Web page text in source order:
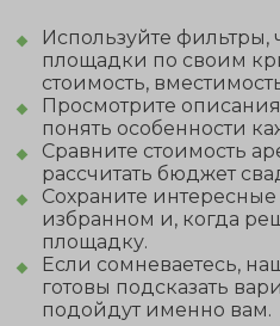
Используйте фильтры,
площадки по своим
стоимость,
Просмотрите
понять особенности
Сравните стоимость
рассчитать бюджет
Сохраните
избранном и, когда
площадку.
Если сомневаетесь,
готовы подсказать
подойдут именно вам.